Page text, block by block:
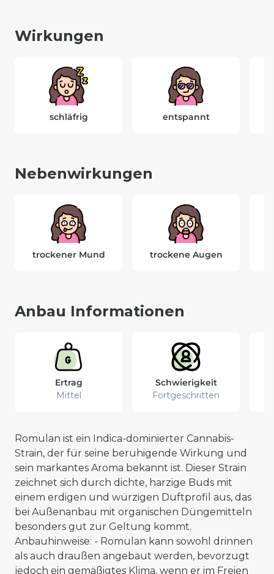
Wirkungen
schläfrig entspannt
Nebenwirkungen
trockener Mund trockene Augen
Anbau Informationen
Ertrag
Mittel
Schwierigkeit
Fortgeschritten
Romulan ist ein Indica-dominierter Cannabis-
Strain, der für seine beruhigende Wirkung und
sein markantes Aroma bekannt ist. Dieser Strain
zeichnet sich durch dichte, harzige Buds mit
einem erdigen und würzigen Duftprofil aus, das
bei Außenanbau mit organischen Düngemitteln
besonders gut zur Geltung kommt.
Anbauhinweise: - Romulan kann sowohl drinnen
als auch draußen angebaut werden, bevorzugt
jedoch ein gemäßigtes Klima, wenn er im Freien